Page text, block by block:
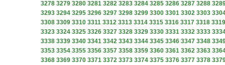
3278 3279 3280 3281 3282 3283 3284 3285 3286 3287 3288
3293 3294 3295 3296 3297 3298 3299 3300 3301 3302 3303
3308 3309 3310 3311 3312 3313 3314 3315 3316 3317 3318 3319
3323 3324 3325 3326 3327 3328 3329 3330 3331 3332 3333
3338 3339 3340 3341 3342 3343 3344 3345 3346 3347 3348
3353 3354 3355 3356 3357 3358 3359 3360 3361 3362 3363
3368 3369 3370 3371 3372 3373 3374 3375 3376 3377 3378